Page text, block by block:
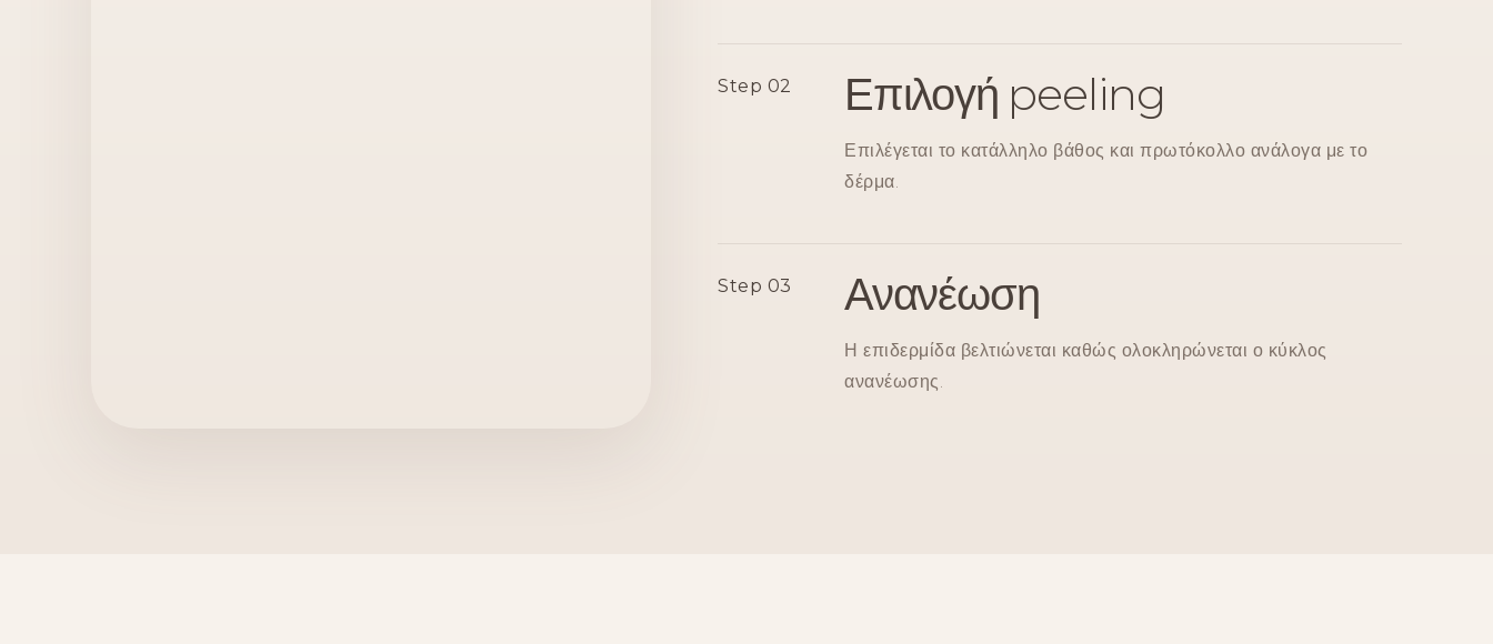
Step 02 Επιλογή peeling
Επιλέγεται το κατάλληλο βάθος και πρωτόκολλο ανάλογα με το
δέρμα.
Step 03 Ανανέωση
Η επιδερμίδα βελτιώνεται καθώς ολοκληρώνεται ο κύκλος
ανανέωσης.